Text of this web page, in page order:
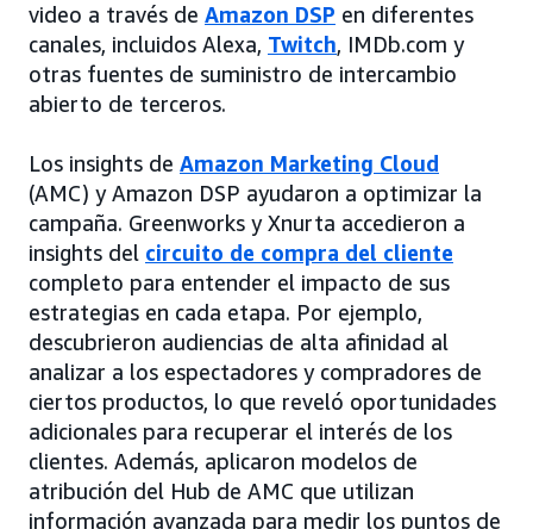
video a través de Amazon DSP en diferentes
canales, incluidos Alexa, Twitch, IMDb.com y
otras fuentes de suministro de intercambio
abierto de terceros.
Los insights de Amazon Marketing Cloud
(AMC) y Amazon DSP ayudaron a optimizar la
campaña. Greenworks y Xnurta accedieron a
insights del circuito de compra del cliente
completo para entender el impacto de sus
estrategias en cada etapa. Por ejemplo,
descubrieron audiencias de alta afinidad al
analizar a los espectadores y compradores de
ciertos productos, lo que reveló oportunidades
adicionales para recuperar el interés de los
clientes. Además, aplicaron modelos de
atribución del Hub de AMC que utilizan
información avanzada para medir los puntos de